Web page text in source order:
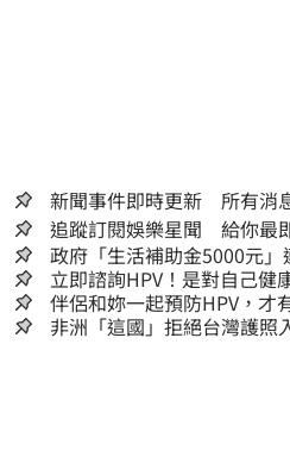
新聞事件即時更新 所有消
追蹤訂閱娛樂星聞 給你最
政府「生活補助金5000元
立即諮詢HPV！是對自己健
嫌晚！
伴侶和妳一起預防HPV，才
非洲「這國」拒絕台灣護